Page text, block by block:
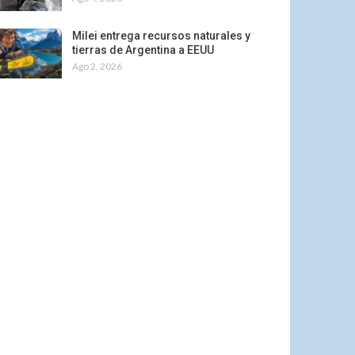
Milei entrega recursos naturales y
tierras de Argentina a EEUU
Ago 2, 2026